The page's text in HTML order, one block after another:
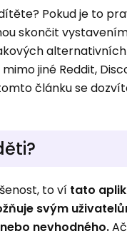
Pokud je to
skončit
jiné Reddit,
článku se
to ví tato
svým
nevhodného.